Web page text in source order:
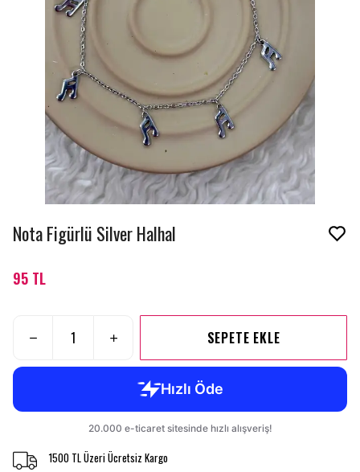
Nota Figürlü Silver Halhal
95 TL
SEPETE EKLE
1500 TL Üzeri Ücretsiz Kargo